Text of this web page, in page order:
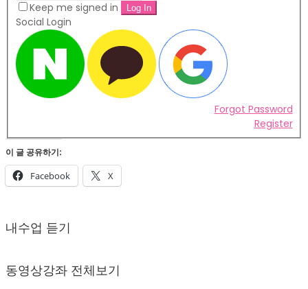
Keep me signed in
Social Login
Forgot Password
Register
이 글 공유하기:
Facebook X
02-
내수업 듣기
동영상강좌 전체보기